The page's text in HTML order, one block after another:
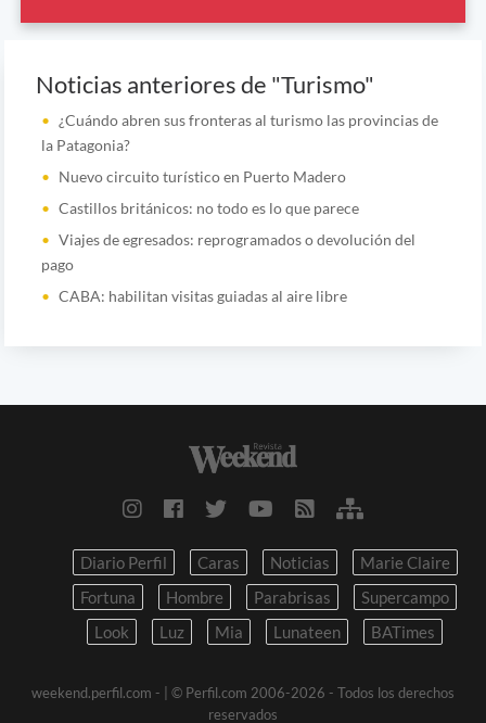
Noticias anteriores de "Turismo"
¿Cuándo abren sus fronteras al turismo las provincias de
la Patagonia?
Nuevo circuito turístico en Puerto Madero
Castillos británicos: no todo es lo que parece
Viajes de egresados: reprogramados o devolución del
pago
CABA: habilitan visitas guiadas al aire libre
Diario Perfil Caras Noticias
Marie Claire
Fortuna
Hombre Parabrisas
Supercampo
Look
Luz Mia Lunateen BATimes
weekend.perfil.com - | © Perfil.com 2006-2026 - Todos los derechos
reservados